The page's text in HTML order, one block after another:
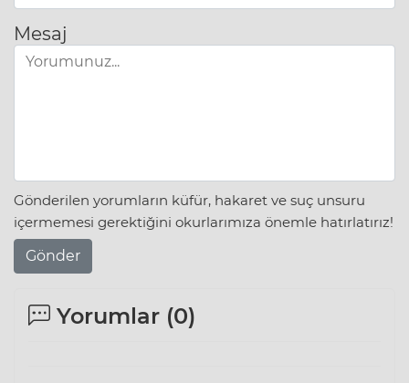
Mesaj
Gönderilen yorumların küfür, hakaret ve suç unsuru
içermemesi gerektiğini okurlarımıza önemle hatırlatırız!
Gönder
Yorumlar (0)